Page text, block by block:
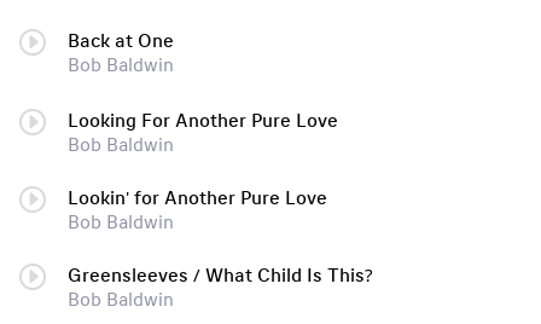
Back at One
Bob Baldwin
Looking For Another Pure Love
Bob Baldwin
Lookin' for Another Pure Love
Bob Baldwin
Greensleeves / What Child Is This?
Bob Baldwin